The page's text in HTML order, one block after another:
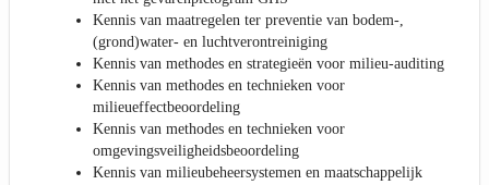
Kennis van maatregelen ter preventie van bodem-,
(grond)water- en luchtverontreiniging
Kennis van methodes en strategieën voor milieu-auditing
Kennis van methodes en technieken voor
milieueffectbeoordeling
Kennis van methodes en technieken voor
omgevingsveiligheidsbeoordeling
Kennis van milieubeheersystemen en maatschappelijk